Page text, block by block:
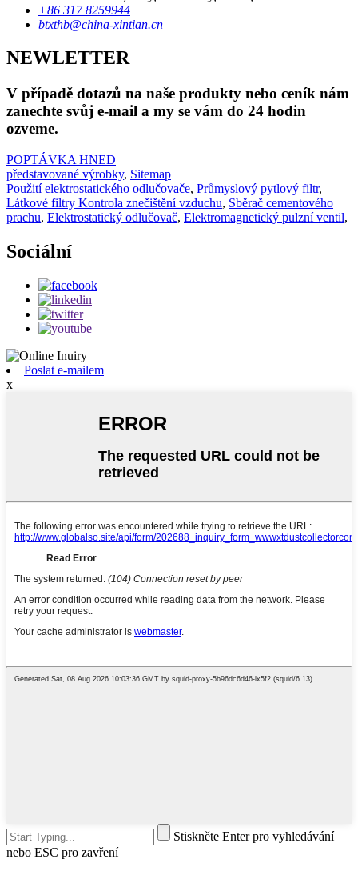
+86 317 8259944
btxthb@china-xintian.cn
NEWLETTER
V případě dotazů na naše produkty nebo ceník nám
zanechte svůj e-mail a my se vám do 24 hodin
ozveme.
POPTÁVKA HNED
představované výrobky, Sitemap
Použití elektrostatického odlučovače, Průmyslový pytlový filtr,
Látkové filtry Kontrola znečištění vzduchu, Sběrač cementového
prachu, Elektrostatický odlučovač, Elektromagnetický pulzní ventil,
Sociální
Poslat e-mailem
x
Stiskněte Enter pro vyhledávání
nebo ESC pro zavření